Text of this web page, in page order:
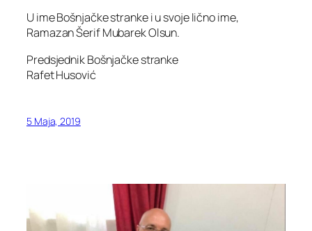
U ime Bošnjačke stranke i u svoje lično ime,
Ramazan Šerif Mubarek Olsun.
Predsjednik Bošnjačke stranke
Rafet Husović
5 Maja, 2019